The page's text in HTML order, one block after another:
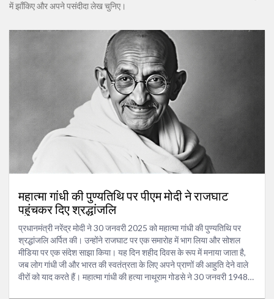
में झाँकिए और अपने पसंदीदा लेख चुनिए।
महात्मा गांधी की पुण्यतिथि पर पीएम मोदी ने राजघाट
पहुंचकर दिए श्रद्धांजलि
प्रधानमंत्री नरेंद्र मोदी ने 30 जनवरी 2025 को महात्मा गांधी की पुण्यतिथि पर
श्रद्धांजलि अर्पित की। उन्होंने राजघाट पर एक समारोह में भाग लिया और सोशल
मीडिया पर एक संदेश साझा किया। यह दिन शहीद दिवस के रूप में मनाया जाता है,
जब लोग गांधी जी और भारत की स्वतंत्रता के लिए अपने प्राणों की आहुति देने वाले
वीरों को याद करते हैं। महात्मा गांधी की हत्या नाथूराम गोडसे ने 30 जनवरी 1948